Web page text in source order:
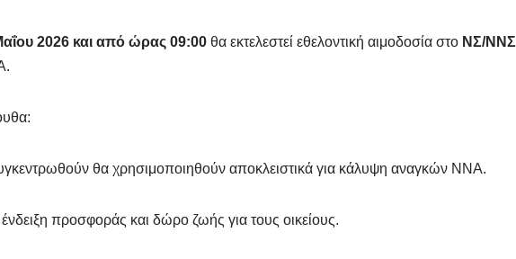
2026 και από ώρας 09:00 θα εκτελεστεί εθελοντική αιμοδοσία στο ΝΣ/ΝΝΣ
θα χρησιμοποιηθούν αποκλειστικά για κάλυψη αναγκών ΝΝΑ.
προσφοράς και δώρο ζωής για τους οικείους.